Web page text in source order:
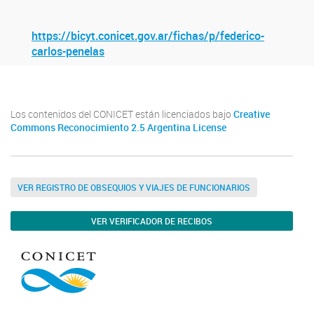
https://bicyt.conicet.gov.ar/fichas/p/federico-
carlos-penelas
Los contenidos del CONICET están licenciados bajo Creative
Commons Reconocimiento 2.5 Argentina License
VER REGISTRO DE OBSEQUIOS Y VIAJES DE FUNCIONARIOS
VER VERIFICADOR DE RECIBOS